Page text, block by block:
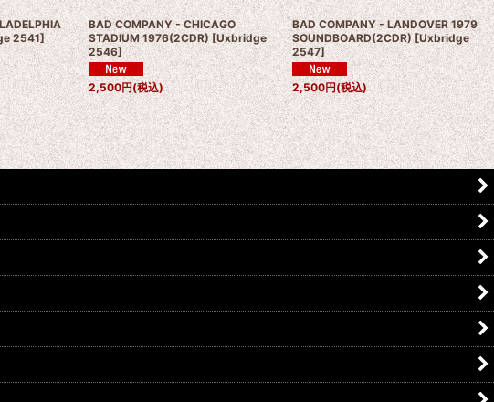
2541]
BAD COMPANY - CHICAGO
STADIUM 1976(2CDR) [Uxbridge
2546]
2,500円(税込)
BAD COMPANY - LANDOVER 1979
SOUNDBOARD(2CDR) [Uxbridge
2547]
2,500円(税込)